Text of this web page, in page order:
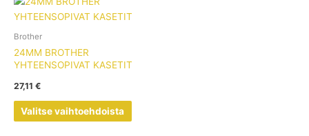
Brother
24MM BROTHER
YHTEENSOPIVAT KASETIT
27,11 €
Valitse vaihtoehdoista
tuotteella
muunnelma.
tuotteen